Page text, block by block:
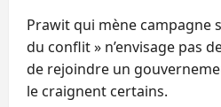
Prawit qui mène campagne
du conflit » n’envisage pas
de rejoindre un
le craignent certains.